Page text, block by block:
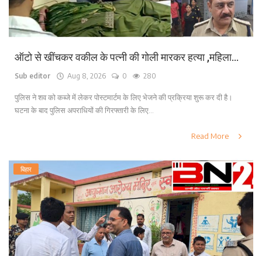
ऑटो से खींचकर वकील के पत्नी की गोली मारकर हत्या ,महिला...
Sub editor Aug 8, 2026 0 280
पुलिस ने शव को कब्जे में लेकर पोस्टमार्टम के लिए भेजने की प्रक्रिया शुरू कर दी है।
घटना के बाद पुलिस अपराधियों की गिरफ्तारी के लिए...
Read More
बिहार